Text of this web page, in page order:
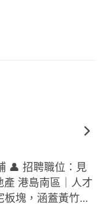
源，助力業務拓
廣支持，有效提
驗，加速新人成
👤 招聘職位：見
板塊，涵蓋黃竹